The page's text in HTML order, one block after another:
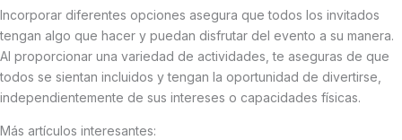
Incorporar diferentes opciones asegura que todos los invitados
tengan algo que hacer y puedan disfrutar del evento a su manera.
Al proporcionar una variedad de actividades, te aseguras de que
todos se sientan incluidos y tengan la oportunidad de divertirse,
independientemente de sus intereses o capacidades físicas.
Más artículos interesantes: